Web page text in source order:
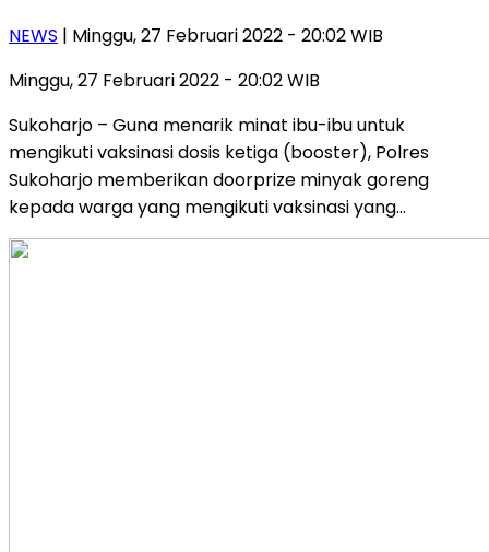
NEWS | Minggu, 27 Februari 2022 - 20:02 WIB
Minggu, 27 Februari 2022 - 20:02 WIB
Sukoharjo – Guna menarik minat ibu-ibu untuk
mengikuti vaksinasi dosis ketiga (booster), Polres
Sukoharjo memberikan doorprize minyak goreng
kepada warga yang mengikuti vaksinasi yang…